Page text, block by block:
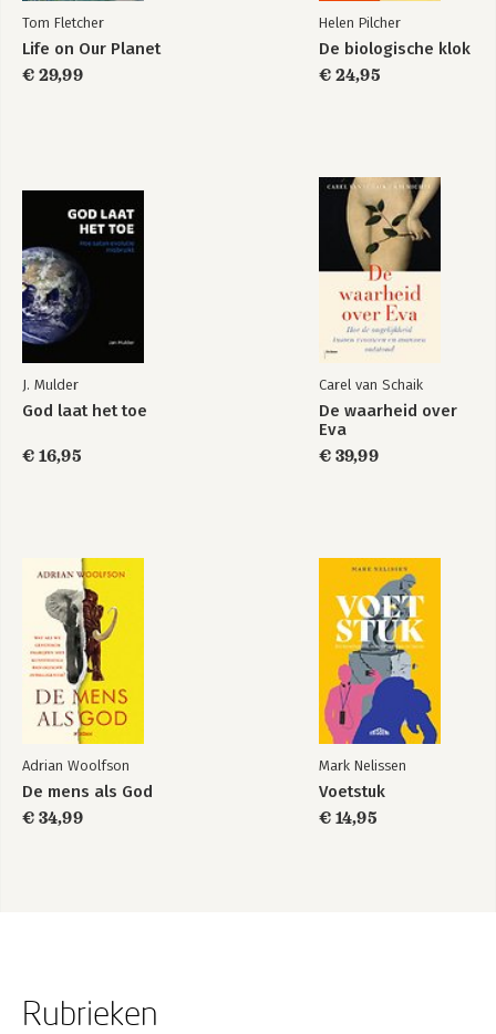
Tom Fletcher
Life on Our Planet
€ 29,99
Helen Pilcher
De biologische klok
€ 24,95
J. Mulder
God laat het toe
€ 16,95
Carel van Schaik
De waarheid over
Eva
€ 39,99
Adrian Woolfson
De mens als God
€ 34,99
Mark Nelissen
Voetstuk
€ 14,95
Rubrieken